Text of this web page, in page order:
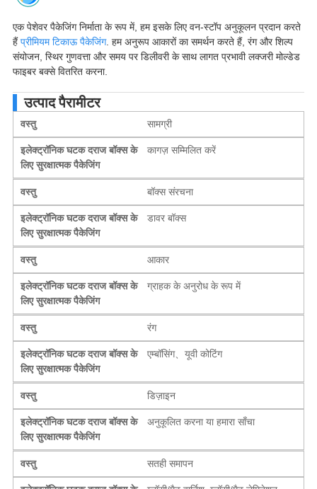
एक पेशेवर पैकेजिंग निर्माता के रूप में, हम इसके लिए वन-स्टॉप अनुकूलन प्रदान करते
हैंप्रीमियम टिकाऊ पैकेजिंग. हम अनुरूप आकारों का समर्थन करते हैं, रंग और शिल्प
संयोजन, स्थिर गुणवत्ता और समय पर डिलीवरी के साथ लागत प्रभावी लक्जरी मोल्डेड
फाइबर बक्से वितरित करना.
उत्पाद पैरामीटर
वस्तु सामग्री
इलेक्ट्रॉनिक घटक दराज बॉक्स के
लिए सुरक्षात्मक पैकेजिंग
कागज़ सम्मिलित करें
वस्तु बॉक्स संरचना
इलेक्ट्रॉनिक घटक दराज बॉक्स के
लिए सुरक्षात्मक पैकेजिंग
डावर बॉक्स
वस्तु आकार
इलेक्ट्रॉनिक घटक दराज बॉक्स के
लिए सुरक्षात्मक पैकेजिंग
ग्राहक के अनुरोध के रूप में
वस्तु रंग
इलेक्ट्रॉनिक घटक दराज बॉक्स के
लिए सुरक्षात्मक पैकेजिंग
एम्बॉसिंग、यूवी कोटिंग
वस्तु डिज़ाइन
इलेक्ट्रॉनिक घटक दराज बॉक्स के
लिए सुरक्षात्मक पैकेजिंग
अनुकूलित करना या हमारा साँचा
वस्तु सतही समापन